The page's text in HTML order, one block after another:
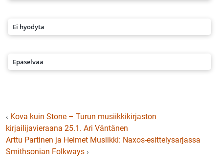
Ei hyödytä
Epäselvää
‹ Kova kuin Stone – Turun musiikkikirjaston
kirjailijavieraana 25.1. Ari Väntänen
Arttu Partinen ja Helmet Musiikki: Naxos-esittelysarjassa
Smithsonian Folkways ›